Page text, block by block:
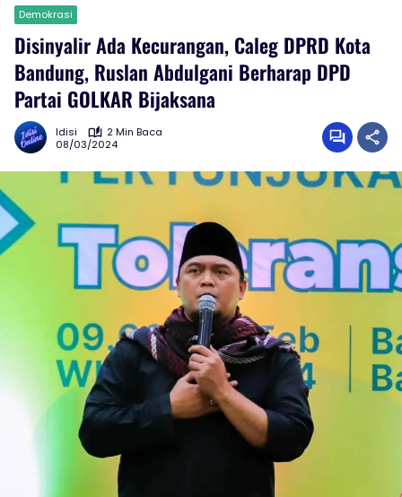
Demokrasi
Disinyalir Ada Kecurangan, Caleg DPRD Kota
Bandung, Ruslan Abdulgani Berharap DPD
Partai GOLKAR Bijaksana
Idisi
2 Min Baca
08/03/2024